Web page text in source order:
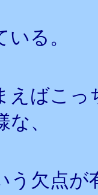
る。
えばこ
、
う欠点